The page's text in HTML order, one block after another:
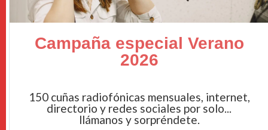
Campaña especial Verano
2026
150 cuñas radiofónicas mensuales, internet,
directorio y redes sociales por solo...
llámanos y sorpréndete.